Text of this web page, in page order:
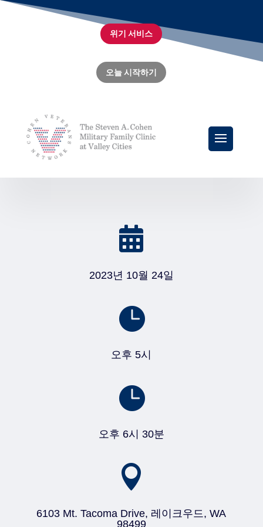
위기 서비스
오늘 시작하기

2023년 10월 24일

오후 5시

오후 6시 30분

6103 Mt. Tacoma Drive, 레이크우드, WA
98499